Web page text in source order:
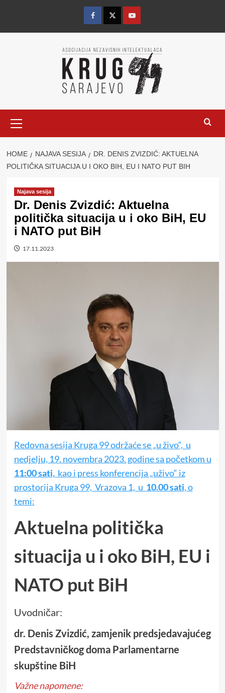
content
FacebookTwitterYouTube
Menu
HOME NAJAVA SESIJA
DR. DENIS ZVIZDIĆ: AKTUELNA
POLITIČKA SITUACIJA U I OKO BIH, EU I NATO PUT BIH
Najava sesija
Dr. Denis Zvizdić: Aktuelna
politička situacija u i oko BiH, EU
i NATO put BiH
17.11.2023
Redovna sesija Kruga 99 održaće se „u živo“, u
nedjelju, 19. novembra 2023. godine sa početkom u
11:00 sati, kao i press konferencija „uživo“ iz
prostorija Kruga 99, Vrazova 1, u 10.00 sati, o
temi:
Aktuelna politička
situacija u i oko BiH, EU i
NATO put BiH
Uvodničar:
dr. Denis Zvizdić, zamjenik predsjedavajućeg
Predstavničkog doma Parlamentarne
skupštine BiH
Važne napomene: